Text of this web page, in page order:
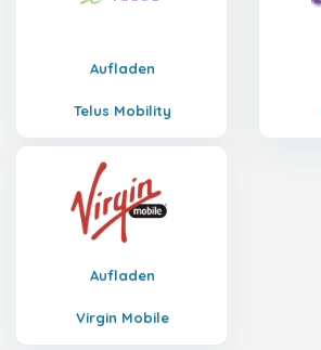
Aufladen
Telus Mobility
Aufladen
Virgin Mobile